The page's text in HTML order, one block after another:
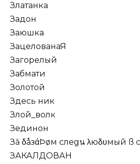
Златанка
Задон
Заюшка
ЗацелованаЯ
Загорелый
Забмати
Золотой
Здесь ник
Злой_волк
Зединон
Зă δåзάÞøм слеgน λюδυмый ß
ЗАКАЛДОВАН